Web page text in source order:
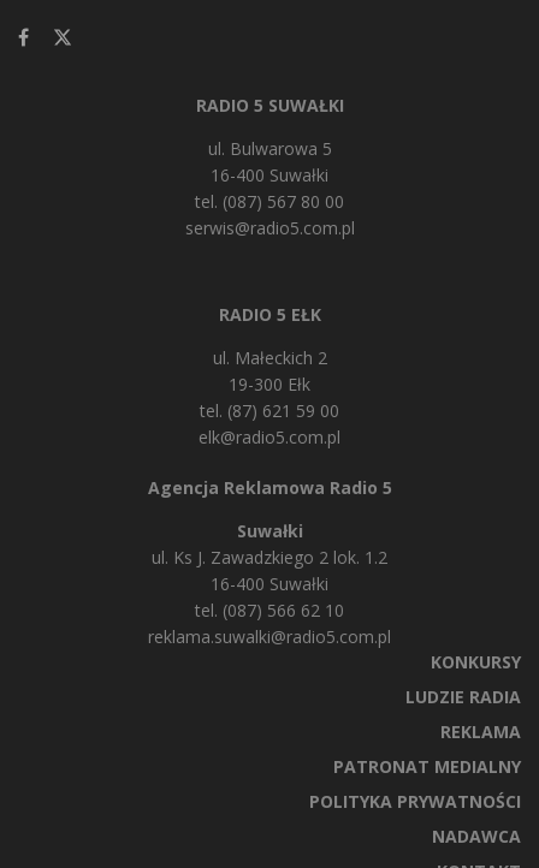
RADIO 5 SUWAŁKI
ul. Bulwarowa 5
16-400 Suwałki
tel. (087) 567 80 00
serwis@radio5.com.pl
RADIO 5 EŁK
ul. Małeckich 2
19-300 Ełk
tel. (87) 621 59 00
elk@radio5.com.pl
Agencja Reklamowa Radio 5
Suwałki
ul. Ks J. Zawadzkiego 2 lok. 1.2
16-400 Suwałki
tel. (087) 566 62 10
reklama.suwalki@radio5.com.pl
KONKURSY
LUDZIE RADIA
REKLAMA
PATRONAT MEDIALNY
POLITYKA PRYWATNOŚCI
NADAWCA